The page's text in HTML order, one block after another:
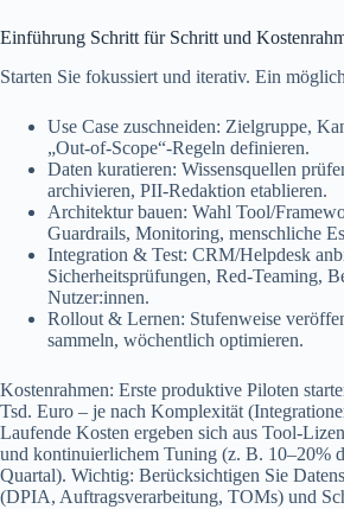
Einführung Schritt für Schritt und
Starten Sie fokussiert und iterativ. Ein
Use Case zuschneiden: Zielgruppe,
„Out-of-Scope“-Regeln definieren.
Daten kuratieren: Wissensquellen
archivieren, PII-Redaktion etablieren.
Architektur bauen: Wahl Tool/
Guardrails, Monitoring, menschliche
Integration & Test: CRM/Helpdesk
Sicherheitsprüfungen, Red‑Teaming,
Nutzer:innen.
Rollout & Lernen: Stufenweise
sammeln, wöchentlich optimieren.
Kostenrahmen: Erste produktive Piloten
Tsd. Euro – je nach Komplexität
Laufende Kosten ergeben sich aus Tool-
und kontinuierlichem Tuning (z. B. 10–20%
Quartal). Wichtig: Berücksichtigen Sie
(DPIA, Auftragsverarbeitung, TOMs) und